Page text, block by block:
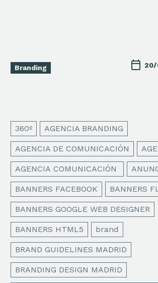
Branding
360º AGENCIA BRANDING
AGENCIA DE COMUNICACIÓN
AGENCIA COMUNICACIÓN
BANNERS FACEBOOK BANNERS
BANNERS GOOGLE WEB DESIGNER
BANNERS HTML5 brand
BRAND GUIDELINES MADRID
BRANDING DESIGN MADRID